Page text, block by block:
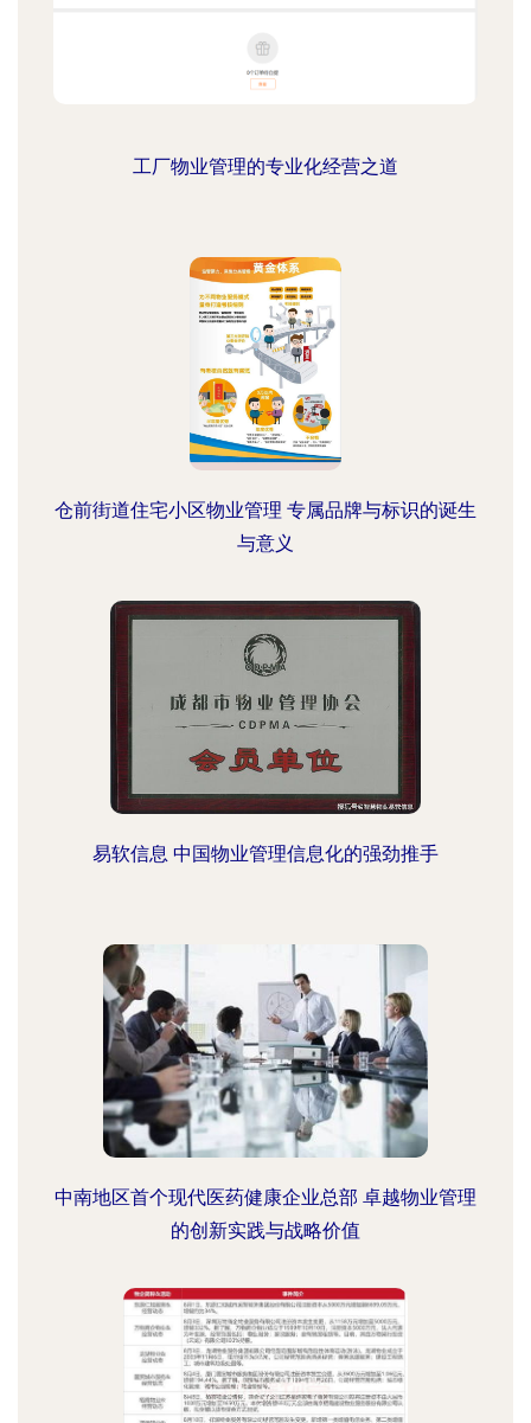
工厂物业管理的专业化经营之道
仓前街道住宅小区物业管理 专属品牌与标识的诞生
与意义
易软信息 中国物业管理信息化的强劲推手
中南地区首个现代医药健康企业总部 卓越物业管理
的创新实践与战略价值